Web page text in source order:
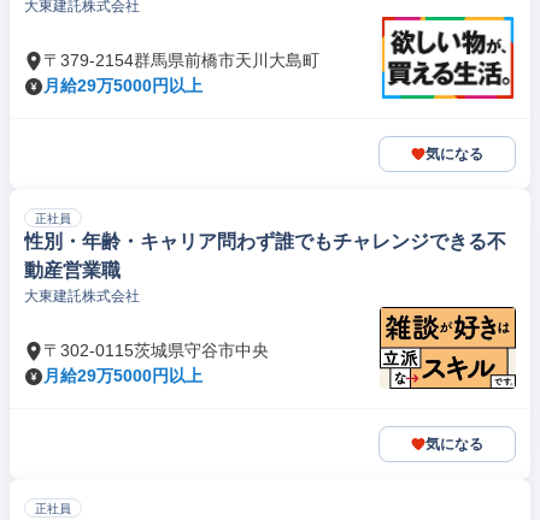
大東建託株式会社
〒379-2154群馬県前橋市天川大島町
月給29万5000円以上
気になる
正社員
性別・年齢・キャリア問わず誰でもチャレンジできる不
動産営業職
大東建託株式会社
〒302-0115茨城県守谷市中央
月給29万5000円以上
気になる
正社員